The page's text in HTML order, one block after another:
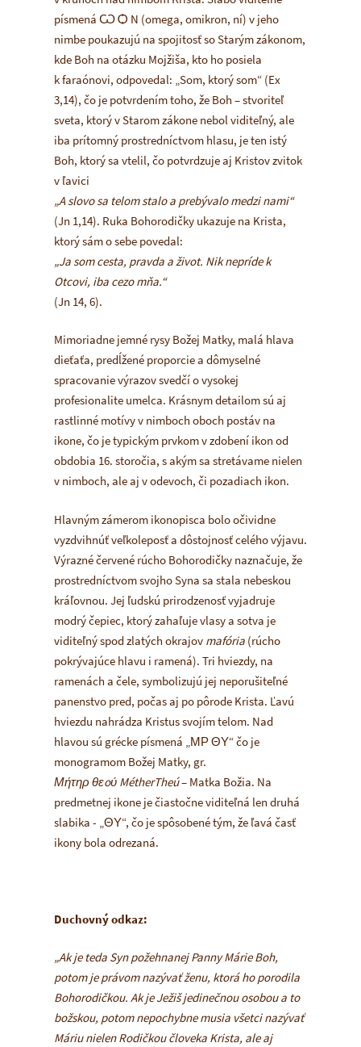
písmená Ѡ Ѻ N (omega, omikron, ní) v jeho
nimbe poukazujú na spojitosť so Starým zákonom,
kde Boh na otázku Mojžiša, kto ho posiela
k faraónovi, odpovedal: „Som, ktorý som“ (Ex
3,14), čo je potvrdením toho, že Boh – stvoriteľ
sveta, ktorý v Starom zákone nebol viditeľný, ale
iba prítomný prostredníctvom hlasu, je ten istý
Boh, ktorý sa vtelil, čo potvrdzuje aj Kristov zvitok
v ľavici
„A slovo sa telom stalo a prebývalo medzi nami“
(Jn 1,14). Ruka Bohorodičky ukazuje na Krista,
ktorý sám o sebe povedal:
„Ja som cesta, pravda a život. Nik nepríde k
Otcovi, iba cezo mňa.“
(Jn 14, 6).
Mimoriadne jemné rysy Božej Matky, malá hlava
dieťaťa, predĺžené proporcie a dômyselné
spracovanie výrazov svedčí o vysokej
profesionalite umelca. Krásnym detailom sú aj
rastlinné motívy v nimboch oboch postáv na
ikone, čo je typickým prvkom v zdobení ikon od
obdobia 16. storočia, s akým sa stretávame nielen
v nimboch, ale aj v odevoch, či pozadiach ikon.
Hlavným zámerom ikonopisca bolo očividne
vyzdvihnúť veľkoleposť a dôstojnosť celého výjavu.
Výrazné červené rúcho Bohorodičky naznačuje, že
prostredníctvom svojho Syna sa stala nebeskou
kráľovnou. Jej ľudskú prirodzenosť vyjadruje
modrý čepiec, ktorý zahaľuje vlasy a sotva je
viditeľný spod zlatých okrajov mafória(rúcho
pokrývajúce hlavu i ramená). Tri hviezdy, na
ramenách a čele, symbolizujú jej neporušiteľné
panenstvo pred, počas aj po pôrode Krista. Ľavú
hviezdu nahrádza Kristus svojím telom. Nad
hlavou sú grécke písmená „ΜΡ ΘΥ“ čo je
monogramom Božej Matky, gr.
Μήτηρ θεoύ MétherTheú– Matka Božia. Na
predmetnej ikone je čiastočne viditeľná len druhá
slabika - „ΘΥ“, čo je spôsobené tým, že ľavá časť
ikony bola odrezaná.
Duchovný odkaz:
„Ak je teda Syn požehnanej Panny Márie Boh,
potom je právom nazývať ženu, ktorá ho porodila
Bohorodičkou. Ak je Ježiš jedinečnou osobou a to
božskou, potom nepochybne musia všetci nazývať
Máriu nielen Rodičkou človeka Krista, ale aj